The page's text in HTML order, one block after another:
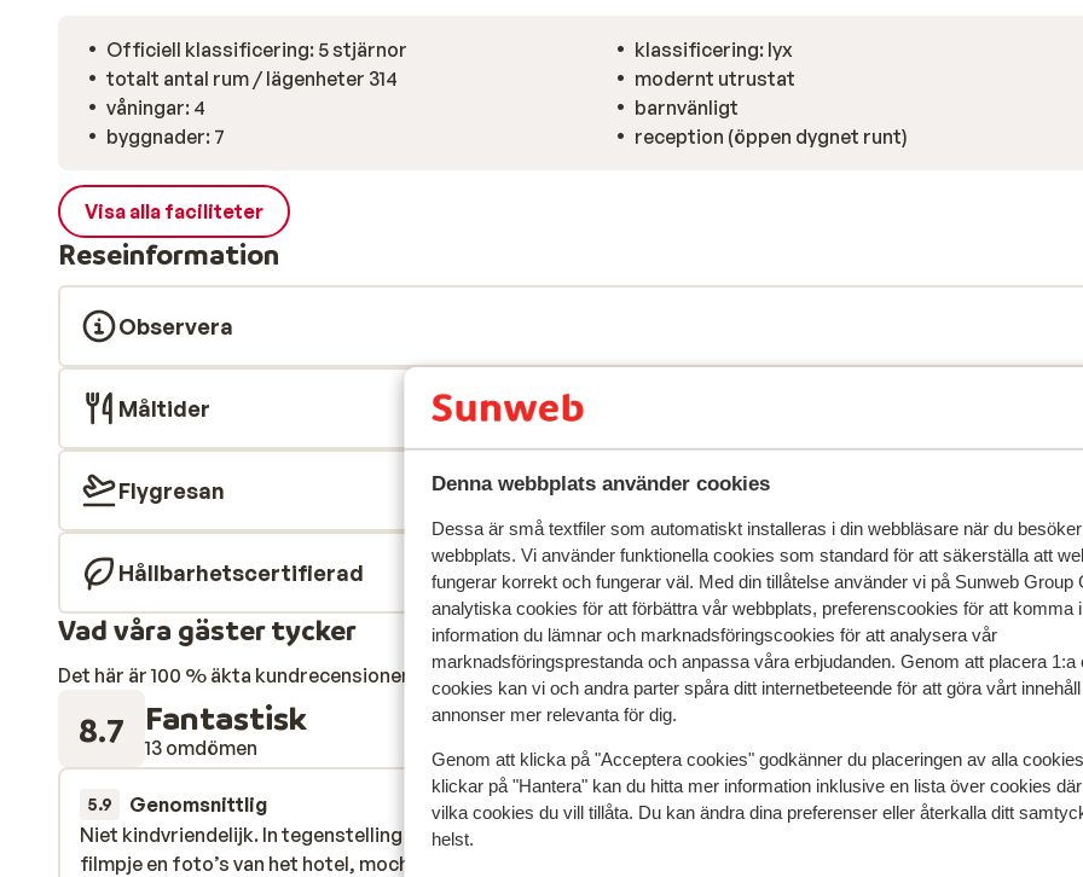
Denna webbplats använder cookies
Dessa är små textfiler som automatiskt installeras i din webbläsare när du
webbplats. Vi använder funktionella cookies som standard för att säkerställa att
fungerar korrekt och fungerar väl. Med din tillåtelse använder vi på Sunweb Group
analytiska cookies för att förbättra vår webbplats, preferenscookies för att komma
information du lämnar och marknadsföringscookies för att analysera vår
marknadsföringsprestanda och anpassa våra erbjudanden. Genom att placera 1:a
cookies kan vi och andra parter spåra ditt internetbeteende för att göra vårt
annonser mer relevanta för dig.
Genom att klicka på "Acceptera cookies" godkänner du placeringen av alla
klickar på "Hantera" kan du hitta mer information inklusive en lista över cookies
vilka cookies du vill tillåta. Du kan ändra dina preferenser eller återkalla ditt
helst.
Officiell klassificering: 5 stjärnor
totalt antal rum / lägenheter 314
våningar: 4
byggnader: 7
klassificering: lyx
modernt utrustat
barnvänligt
reception (öppen dygnet runt)
Visa alla faciliteter
Reseinformation
Observera
Måltider
Flygresan
Hållbarhetscertifierad
Vad våra gäster tycker
Det här är 100 % äkta kundrecensioner som verkligen speglar deras upplevelser av vår produkt. Mer om
8.7 Fantastisk
13 omdömen Mest bokad
5.9 Genomsnittlig
13 juni 2026
Niet kindvriendelijk. In tegenstelling van het promotie
filmpje en foto’s van het hotel, mochten de kinderen
Niet kindvriendelijk. In tegenstelling van het promotie
filmpje en foto’s van het hotel, mochten de kinderen
9.9 Fantastisk
21 apr.